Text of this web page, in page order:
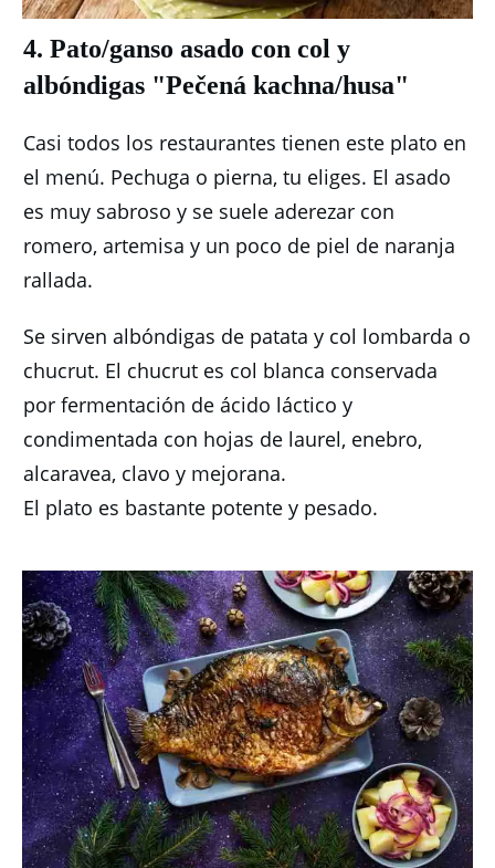
4. Pato/ganso asado con col y
albóndigas "Pečená kachna/husa"
Casi todos los restaurantes tienen este plato en
el menú. Pechuga o pierna, tu eliges. El asado
es muy sabroso y se suele aderezar con
romero, artemisa y un poco de piel de naranja
rallada.
Se sirven albóndigas de patata y col lombarda o
chucrut. El chucrut es col blanca conservada
por fermentación de ácido láctico y
condimentada con hojas de laurel, enebro,
alcaravea, clavo y mejorana.
El plato es bastante potente y pesado.